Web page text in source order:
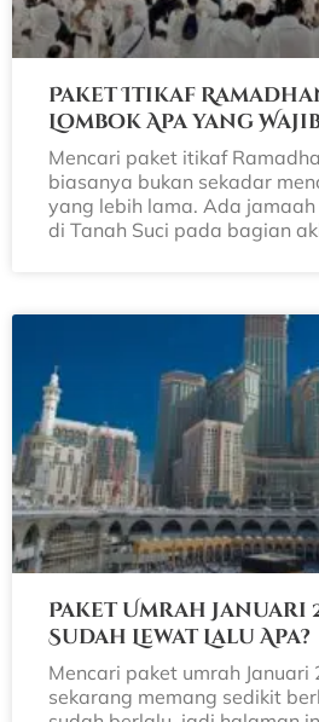
Paket Itikaf
Lombok Apa yang
Mencari paket itikaf
biasanya bukan sekadar
yang lebih lama. Ada
di Tanah Suci pada bagian
Paket Umrah Januari
Sudah Lewat Lalu Apa?
Mencari paket umrah Januari
sekarang memang sedikit